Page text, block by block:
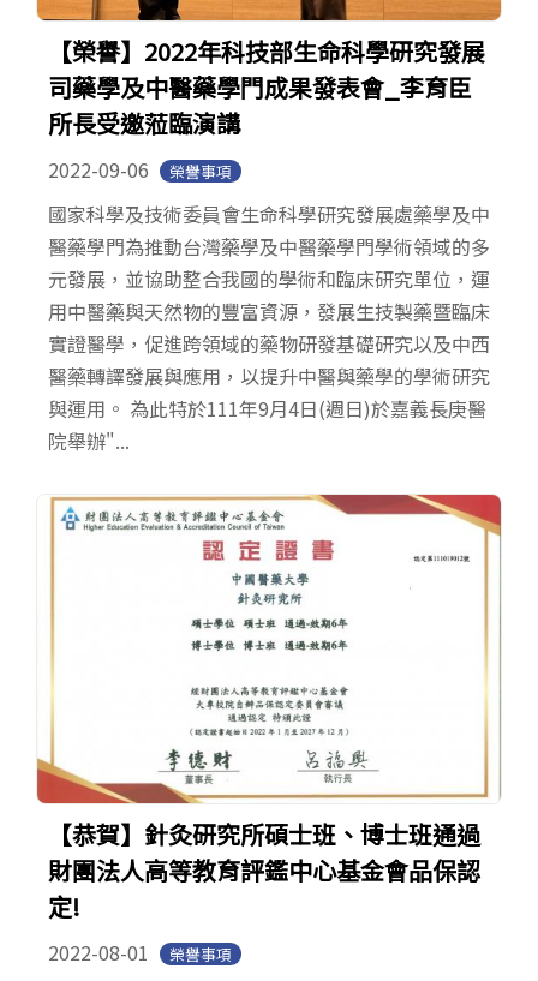
【榮譽】2022年科技部生命科學研究發展
司藥學及中醫藥學門成果發表會_李育臣
所長受邀蒞臨演講
2022-09-06 榮譽事項
國家科學及技術委員會生命科學研究發展處藥學及中
醫藥學門為推動台灣藥學及中醫藥學門學術領域的多
元發展，並協助整合我國的學術和臨床研究單位，運
用中醫藥與天然物的豐富資源，發展生技製藥暨臨床
實證醫學，促進跨領域的藥物研發基礎研究以及中西
醫藥轉譯發展與應用，以提升中醫與藥學的學術研究
與運用。 為此特於111年9月4日(週日)於嘉義長庚醫
院舉辦"...
【恭賀】針灸研究所碩士班、博士班通過
財團法人高等教育評鑑中心基金會品保認
定!
2022-08-01 榮譽事項